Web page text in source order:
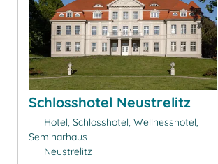
Schlosshotel Neustrelitz
Hotel, Schlosshotel, Wellnesshotel,
Seminarhaus
Neustrelitz